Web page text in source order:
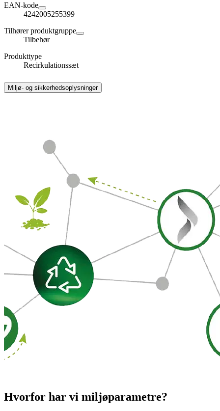
EAN-kode
4242005255399
Tilhører produktgruppe
Tilbehør
Produkttype
Recirkulationssæt
Miljø- og sikkerhedsoplysninger
Hvorfor har vi miljøparametre?